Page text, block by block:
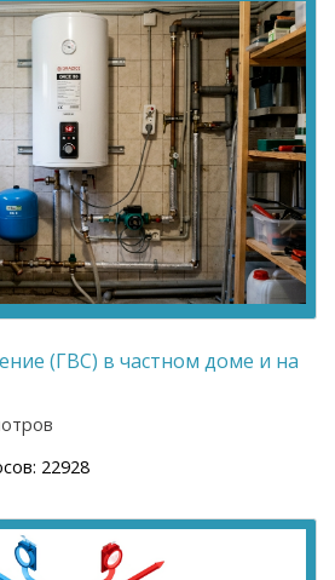
(ГВС) в частном доме и на
22928